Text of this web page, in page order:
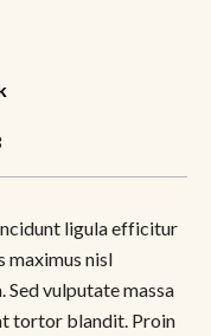
ligula efficitur
maximus nisl
Sed vulputate massa
tortor blandit. Proin